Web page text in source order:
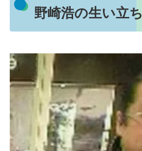
野崎浩の生い立ち